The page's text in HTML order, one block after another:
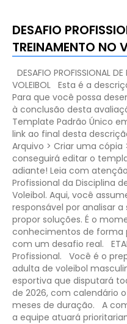
DESAFIO
TREINAMENTO NO
DESAFIO PROFISSIONAL
VOLEIBOL Esta é a
Para que você possa
à conclusão desta
Template Padrão Único
link ao final desta
Arquivo > Criar uma cópia
conseguirá editar o
adiante! Leia com
Profissional da Disciplina
Voleibol. Aqui, você
responsável por analisar
propor soluções. É o
conhecimentos de forma
com um desafio real.
Profissional.
Você é o
adulta de voleibol
esportiva que disputará
de 2026, com calendário
meses de duração.
A
a equipe atuará